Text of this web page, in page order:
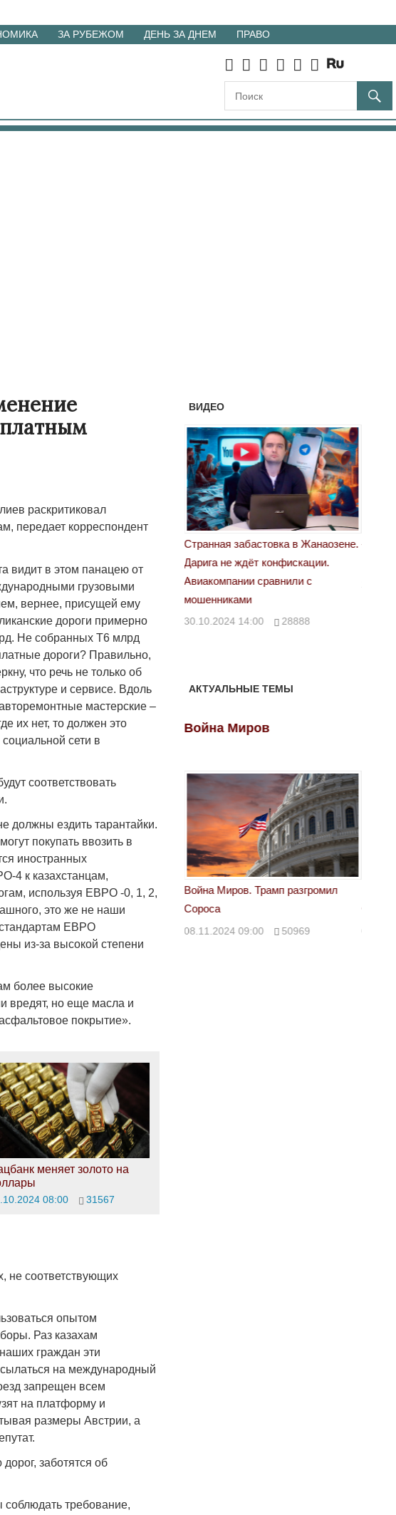
ЗА РУБЕЖОМ ДЕНЬ ЗА ДНЕМ ПРАВО
раскритиковал
передает корреспондент
видит в этом панацею от
грузовыми
вернее, присущей ему
дороги примерно
Не собранных Т6 млрд
дороги? Правильно,
что речь не только об
и сервисе. Вдоль
мастерские –
их нет, то должен это
сети в
соответствовать
должны ездить тарантайки.
покупать ввозить в
иностранных
4 к казахстанцам,
используя ЕВРО -0, 1, 2,
это же не наши
ЕВРО
из-за высокой степени
более высокие
вредят, но еще масла и
покрытие».
меняет золото на
08:00 31567
не соответствующих
опытом
Раз казахам
граждан эти
на международный
запрещен всем
на платформу и
размеры Австрии, а
заботятся об
соблюдать требование,
ВИДЕО
мошенниками
30.10.2024 14:00 28888
«Новый Казахстан не говорит всей
правды»
29.10.2024 09:00 39623
АКТУАЛЬНЫЕ ТЕМЫ
Война Миров
Война Миров. Трамп разгромил
Сороса
08.11.2024 09:00
Война Миров
Война Миров. Трамп разгромил
Сороса
08.11.2024 09:00 50969